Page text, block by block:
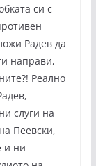
си с
Радев да
направи,
Реално
слуги на
Пеевски,
и ни